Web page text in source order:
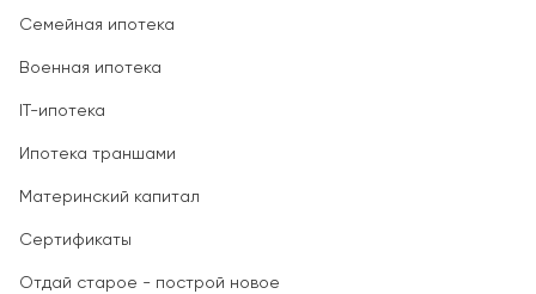
Семейная ипотека
Военная ипотека
IT-ипотека
Ипотека траншами
Материнский капитал
Сертификаты
Отдай старое - построй новое